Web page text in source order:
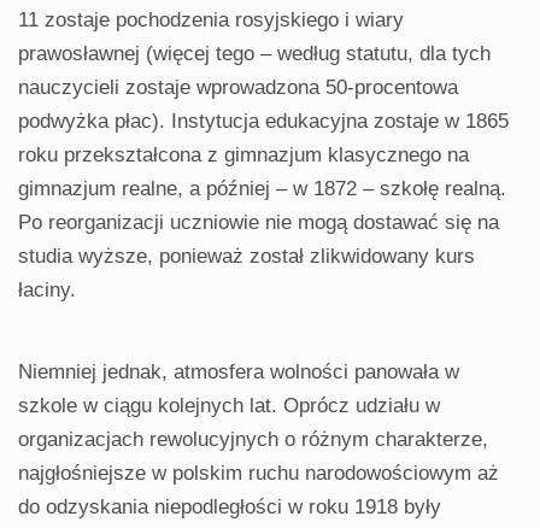
11 zostaje pochodzenia rosyjskiego i wiary
prawosławnej (więcej tego – według statutu, dla tych
nauczycieli zostaje wprowadzona 50-procentowa
podwyżka płac). Instytucja edukacyjna zostaje w 1865
roku przekształcona z gimnazjum klasycznego na
gimnazjum realne, a później – w 1872 – szkołę realną.
Po reorganizacji uczniowie nie mogą dostawać się na
studia wyższe, ponieważ został zlikwidowany kurs
łaciny.
Niemniej jednak, atmosfera wolności panowała w
szkole w ciągu kolejnych lat. Oprócz udziału w
organizacjach rewolucyjnych o różnym charakterze,
najgłośniejsze w polskim ruchu narodowościowym aż
do odzyskania niepodległości w roku 1918 były